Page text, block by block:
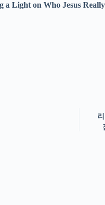
a Light on Who Jesus